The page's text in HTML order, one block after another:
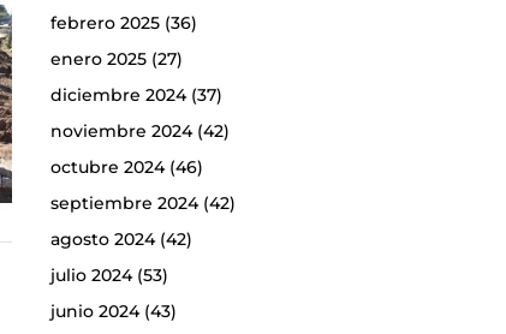
febrero 2025(36)
enero 2025(27)
diciembre 2024(37)
noviembre 2024(42)
octubre 2024(46)
septiembre 2024(42)
agosto 2024(42)
julio 2024(53)
junio 2024(43)